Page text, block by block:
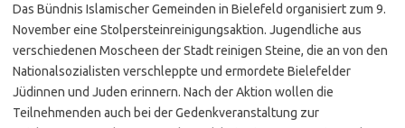
Das Bündnis Islamischer Gemeinden in Bielefeld organisiert zum 9.
November eine Stolpersteinreinigungsaktion. Jugendliche aus
verschiedenen Moscheen der Stadt reinigen Steine, die an von den
Nationalsozialisten verschleppte und ermordete Bielefelder
Jüdinnen und Juden erinnern. Nach der Aktion wollen die
Teilnehmenden auch bei der Gedenkveranstaltung zur